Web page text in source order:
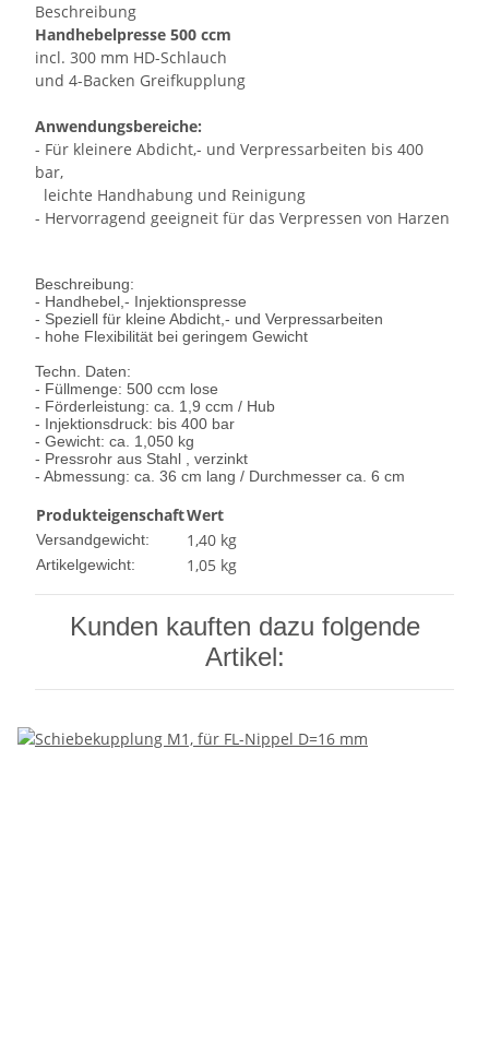
Beschreibung
Handhebelpresse 500 ccm
incl. 300 mm HD-Schlauch
und 4-Backen Greifkupplung
Anwendungsbereiche:
- Für kleinere Abdicht,- und Verpressarbeiten bis 400
bar,
leichte Handhabung und Reinigung
- Hervorragend geeigneit für das Verpressen von Harzen
Beschreibung:
- Handhebel,- Injektionspresse
- Speziell für kleine Abdicht,- und Verpressarbeiten
- hohe Flexibilität bei geringem Gewicht
Techn. Daten:
- Füllmenge: 500 ccm lose
- Förderleistung: ca. 1,9 ccm / Hub
- Injektionsdruck: bis 400 bar
- Gewicht: ca. 1,050 kg
- Pressrohr aus Stahl , verzinkt
- Abmessung: ca. 36 cm lang / Durchmesser ca. 6 cm
ProdukteigenschaftWert
Versandgewicht: 1,40 kg
Artikelgewicht: 1,05 kg
Kunden kauften dazu folgende
Artikel: